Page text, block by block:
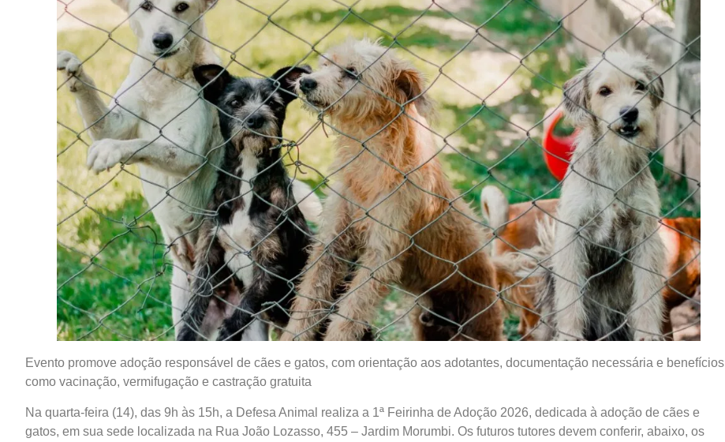
Evento promove adoção responsável de cães e gatos, com orientação aos adotantes, documentação necessária e benefícios
como vacinação, vermifugação e castração gratuita
Na quarta-feira (14), das 9h às 15h, a Defesa Animal realiza a 1ª Feirinha de Adoção 2026, dedicada à adoção de cães e
gatos, em sua sede localizada na Rua João Lozasso, 455 – Jardim Morumbi. Os futuros tutores devem conferir, abaixo, os